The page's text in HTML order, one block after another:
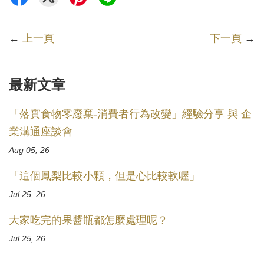
← 上一頁 下一頁 →
最新文章
「落實食物零廢棄-消費者行為改變」經驗分享 與 企
業溝通座談會
Aug 05, 26
「這個鳳梨比較小顆，但是心比較軟喔」
Jul 25, 26
大家吃完的果醬瓶都怎麼處理呢？
Jul 25, 26